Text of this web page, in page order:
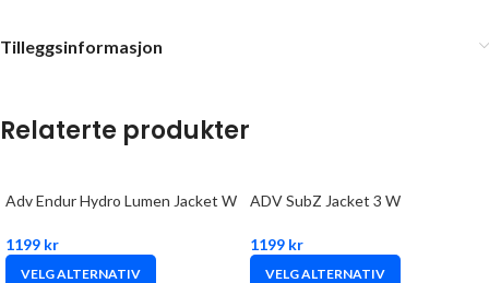
Tilleggsinformasjon
Relaterte produkter
Adv Endur Hydro Lumen Jacket W
1199 kr
VELG ALTERNATIV
ADV SubZ Jacket 3 W
1199 kr
VELG ALTERNATIV